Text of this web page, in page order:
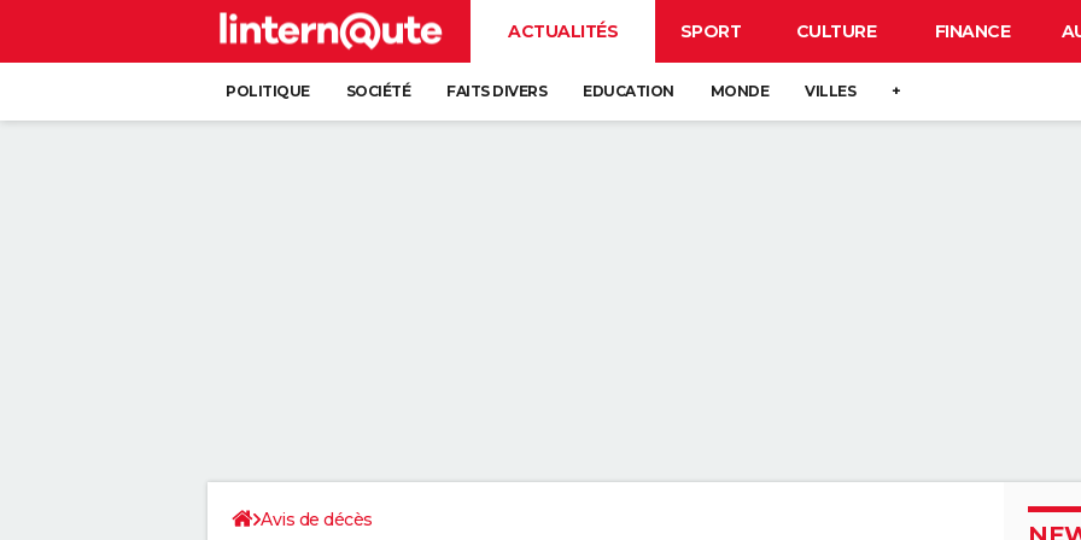
ACTUALITÉS SPORT CULTURE FINANCE
POLITIQUE SOCIÉTÉ FAITS DIVERS EDUCATION MONDE VILLES +
Avis de décès